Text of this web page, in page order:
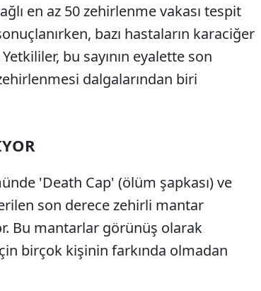
en az 50 zehirlenme vakası tespit
bazı hastaların karaciğer
bu sayının eyalette son
dalgalarından biri
'Death Cap' (ölüm şapkası) ve
son derece zehirli mantar
Bu mantarlar görünüş olarak
birçok kişinin farkında olmadan